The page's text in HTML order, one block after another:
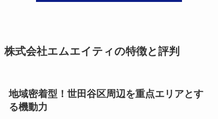
株式会社エムエイティの特徴と評判
地域密着型！世田谷区周辺を重点エリアとす
る機動力